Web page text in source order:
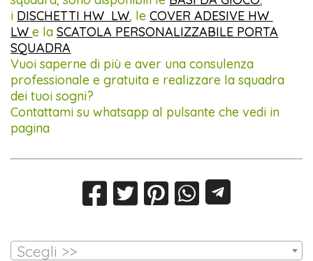
i DISCHETTI HW LW, leCOVER ADESIVE HW
LW e laSCATOLA PERSONALIZZABILE PORTA
SQUADRA
Vuoi saperne di più e aver una consulenza
professionale e gratuita e realizzare la squadra
dei tuoi sogni?
Contattami su whatsapp al pulsante che vedi in
pagina
Scegli >>